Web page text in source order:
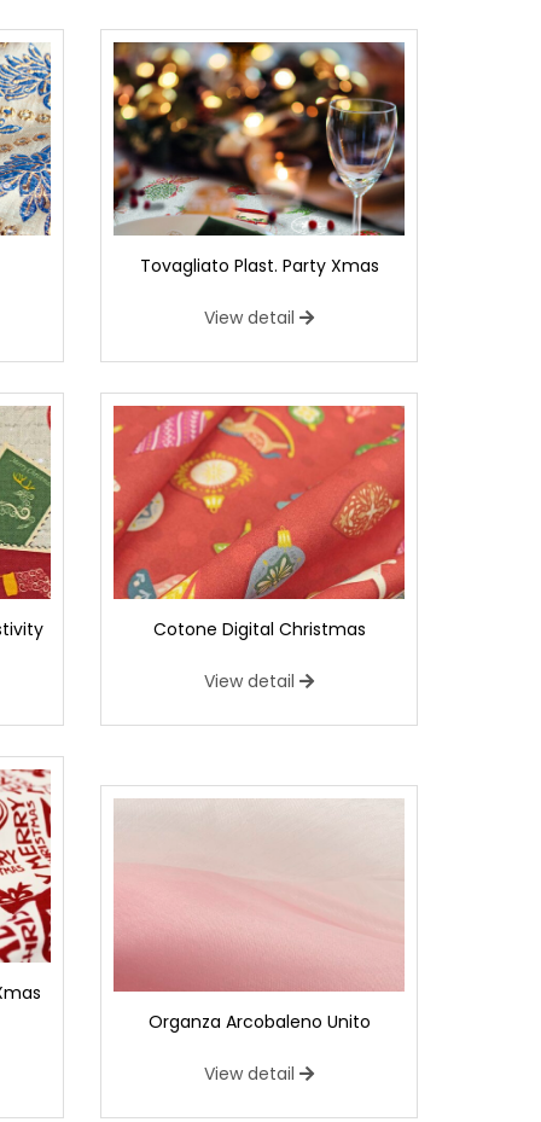
Tovagliato Plast. Party Xmas
View detail
Cotone Digital Christmas
View detail
Organza Arcobaleno Unito
View detail